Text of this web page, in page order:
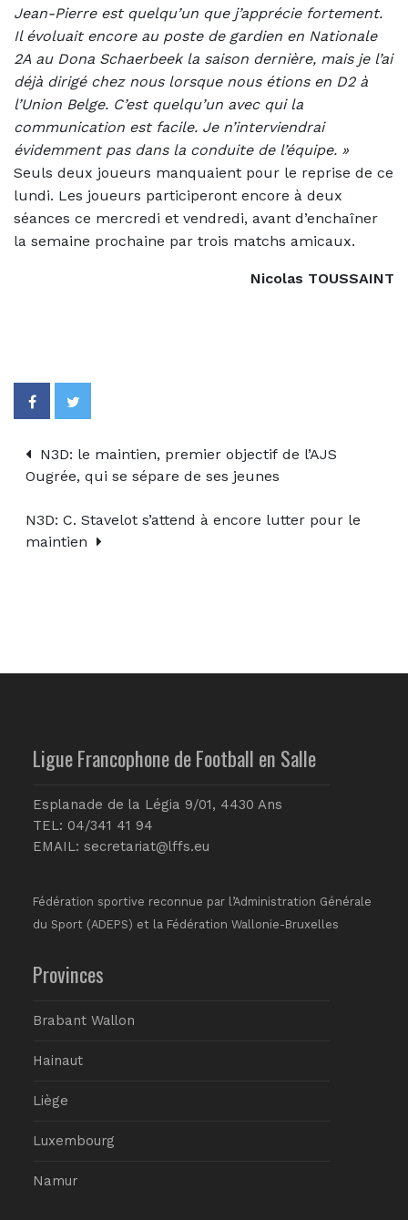
Jean-Pierre est quelqu’un que j’apprécie fortement.
Il évoluait encore au poste de gardien en Nationale
2A au Dona Schaerbeek la saison dernière, mais je l’ai
déjà dirigé chez nous lorsque nous étions en D2 à
l’Union Belge. C’est quelqu’un avec qui la
communication est facile. Je n’interviendrai
évidemment pas dans la conduite de l’équipe. »
Seuls deux joueurs manquaient pour le reprise de ce
lundi. Les joueurs participeront encore à deux
séances ce mercredi et vendredi, avant d’enchaîner
la semaine prochaine par trois matchs amicaux.
Nicolas TOUSSAINT
N3D: le maintien, premier objectif de l’AJS
Ougrée, qui se sépare de ses jeunes
N3D: C. Stavelot s’attend à encore lutter pour le
maintien
Ligue Francophone de Football en Salle
Esplanade de la Légia 9/01, 4430 Ans
TEL: 04/341 41 94
EMAIL: secretariat@lffs.eu
Fédération sportive reconnue par l’Administration Générale
du Sport (ADEPS) et la Fédération Wallonie-Bruxelles
Provinces
Brabant Wallon
Hainaut
Liège
Luxembourg
Namur